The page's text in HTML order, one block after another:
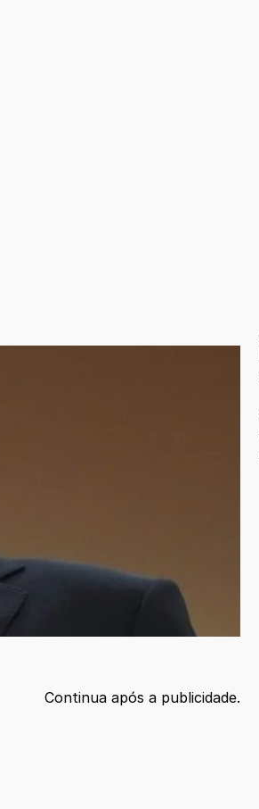
Continua após a publicidade.